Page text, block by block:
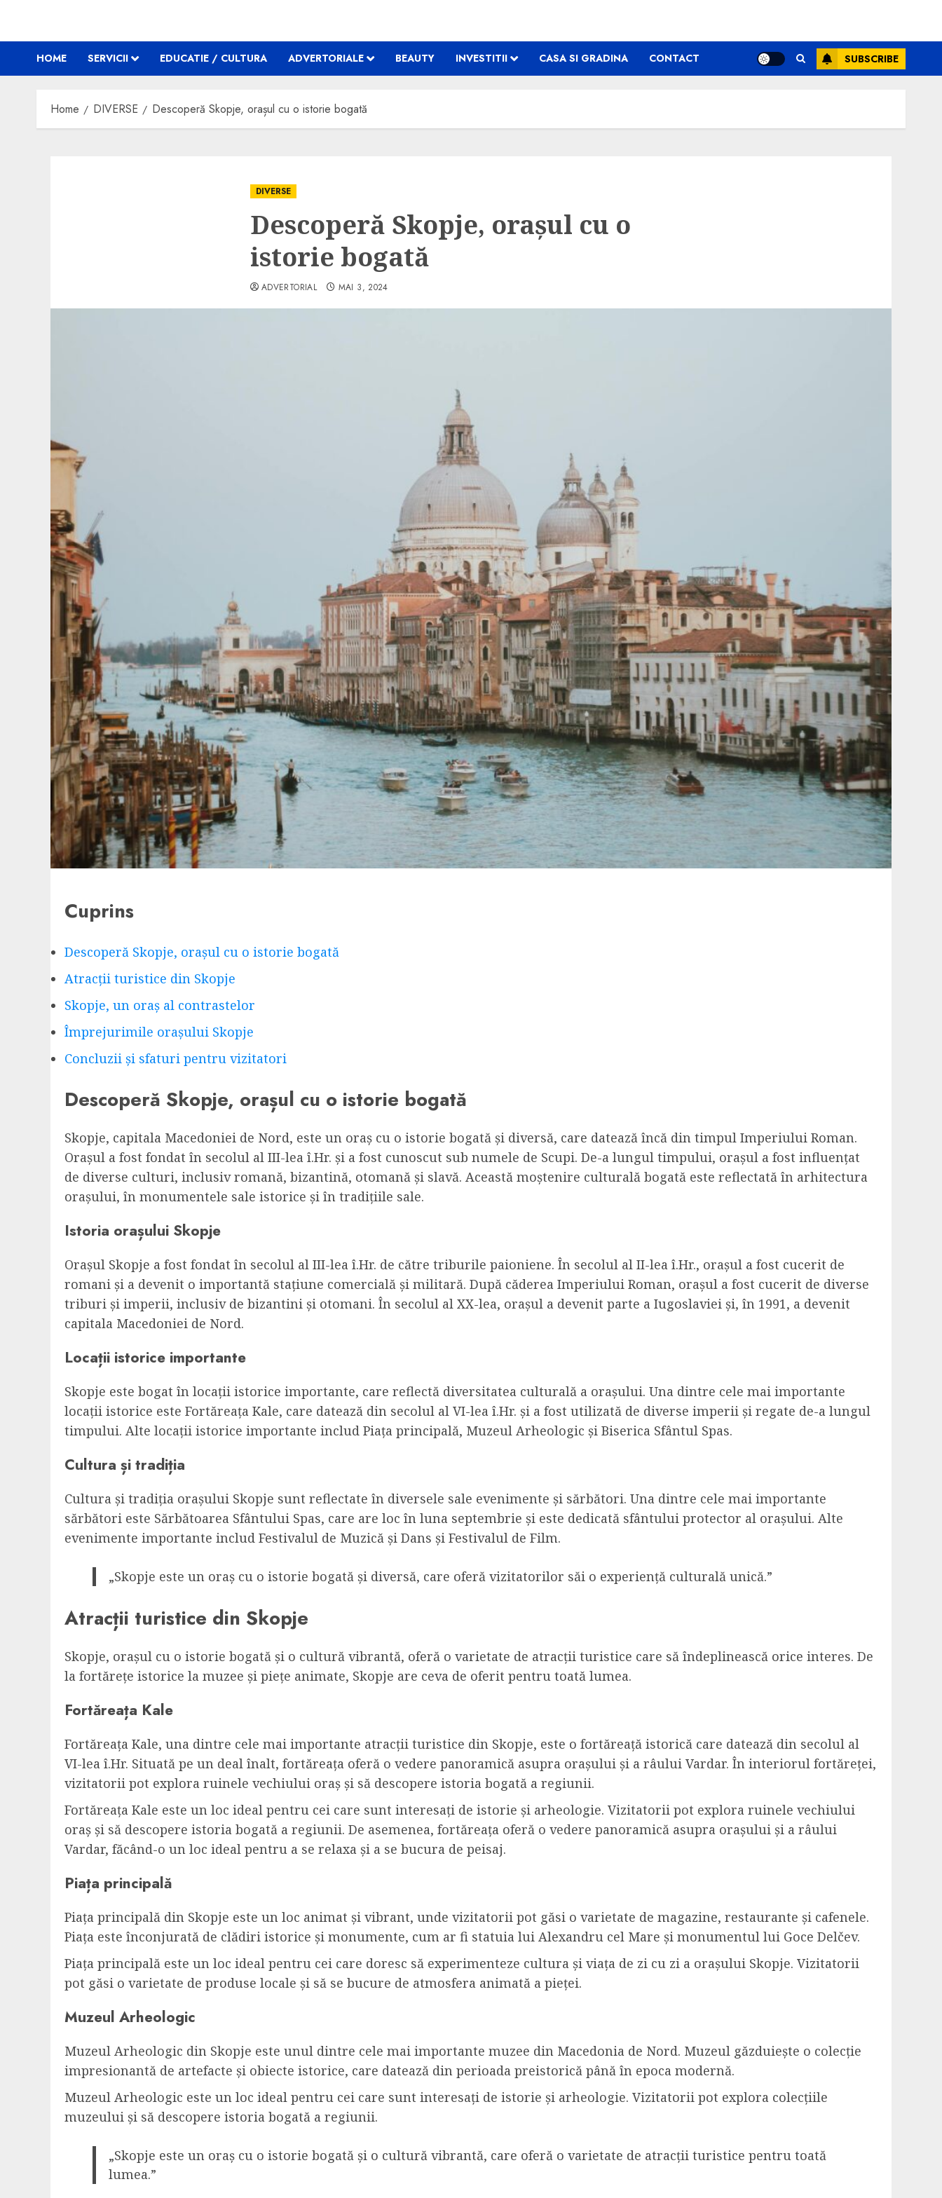
HOME SERVICII EDUCATIE / CULTURA ADVERTORIALE BEAUTY INVESTITII CASA SI GRADINA CONTACT SUBSCRIBE
Home DIVERSE Descoperă Skopje, orașul cu o istorie bogată
DIVERSE
Descoperă Skopje, orașul cu o
istorie bogată
ADVERTORIAL MAI 3, 2024
Cuprins
Descoperă Skopje, orașul cu o istorie bogată
Atracții turistice din Skopje
Skopje, un oraș al contrastelor
Împrejurimile orașului Skopje
Concluzii și sfaturi pentru vizitatori
Descoperă Skopje, orașul cu o istorie bogată
Skopje, capitala Macedoniei de Nord, este un oraș cu o istorie bogată și diversă, care datează încă din timpul Imperiului Roman.
Orașul a fost fondat în secolul al III-lea î.Hr. și a fost cunoscut sub numele de Scupi. De-a lungul timpului, orașul a fost influențat
de diverse culturi, inclusiv romană, bizantină, otomană și slavă. Această moștenire culturală bogată este reflectată în arhitectura
orașului, în monumentele sale istorice și în tradițiile sale.
Istoria orașului Skopje
Orașul Skopje a fost fondat în secolul al III-lea î.Hr. de către triburile paioniene. În secolul al II-lea î.Hr., orașul a fost cucerit de
romani și a devenit o importantă stațiune comercială și militară. După căderea Imperiului Roman, orașul a fost cucerit de diverse
triburi și imperii, inclusiv de bizantini și otomani. În secolul al XX-lea, orașul a devenit parte a Iugoslaviei și, în 1991, a devenit
capitala Macedoniei de Nord.
Locații istorice importante
Skopje este bogat în locații istorice importante, care reflectă diversitatea culturală a orașului. Una dintre cele mai importante
locații istorice este Fortăreața Kale, care datează din secolul al VI-lea î.Hr. și a fost utilizată de diverse imperii și regate de-a lungul
timpului. Alte locații istorice importante includ Piața principală, Muzeul Arheologic și Biserica Sfântul Spas.
Cultura și tradiția
Cultura și tradiția orașului Skopje sunt reflectate în diversele sale evenimente și sărbători. Una dintre cele mai importante
sărbători este Sărbătoarea Sfântului Spas, care are loc în luna septembrie și este dedicată sfântului protector al orașului. Alte
evenimente importante includ Festivalul de Muzică și Dans și Festivalul de Film.
„Skopje este un oraș cu o istorie bogată și diversă, care oferă vizitatorilor săi o experiență culturală unică.”
Atracții turistice din Skopje
Skopje, orașul cu o istorie bogată și o cultură vibrantă, oferă o varietate de atracții turistice care să îndeplinească orice interes. De
la fortărețe istorice la muzee și piețe animate, Skopje are ceva de oferit pentru toată lumea.
Fortăreața Kale
Fortăreața Kale, una dintre cele mai importante atracții turistice din Skopje, este o fortăreață istorică care datează din secolul al
VI-lea î.Hr. Situată pe un deal înalt, fortăreața oferă o vedere panoramică asupra orașului și a râului Vardar. În interiorul fortăreței,
vizitatorii pot explora ruinele vechiului oraș și să descopere istoria bogată a regiunii.
Fortăreața Kale este un loc ideal pentru cei care sunt interesați de istorie și arheologie. Vizitatorii pot explora ruinele vechiului
oraș și să descopere istoria bogată a regiunii. De asemenea, fortăreața oferă o vedere panoramică asupra orașului și a râului
Vardar, făcând-o un loc ideal pentru a se relaxa și a se bucura de peisaj.
Piața principală
Piața principală din Skopje este un loc animat și vibrant, unde vizitatorii pot găsi o varietate de magazine, restaurante și cafenele.
Piața este înconjurată de clădiri istorice și monumente, cum ar fi statuia lui Alexandru cel Mare și monumentul lui Goce Delčev.
Piața principală este un loc ideal pentru cei care doresc să experimenteze cultura și viața de zi cu zi a orașului Skopje. Vizitatorii
pot găsi o varietate de produse locale și să se bucure de atmosfera animată a pieței.
Muzeul Arheologic
Muzeul Arheologic din Skopje este unul dintre cele mai importante muzee din Macedonia de Nord. Muzeul găzduiește o colecție
impresionantă de artefacte și obiecte istorice, care datează din perioada preistorică până în epoca modernă.
Muzeul Arheologic este un loc ideal pentru cei care sunt interesați de istorie și arheologie. Vizitatorii pot explora colecțiile
muzeului și să descopere istoria bogată a regiunii.
„Skopje este un oraș cu o istorie bogată și o cultură vibrantă, care oferă o varietate de atracții turistice pentru toată
lumea.”